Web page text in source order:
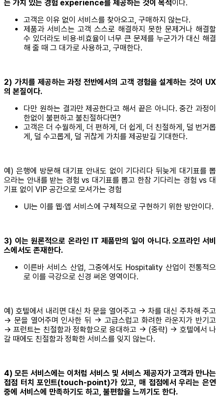
는 가치 있는 경험 experience를 제공하는 것이 목적이다.
고객은 이유 없이 서비스를 찾아오고, 구매하지 않는다.
제품과 서비스는 고객 스스로 해결하지 못한 문제거나 해결할
수 있더라도 비용∙비효율이 너무 큰 문제를 누군가가 대신 해결
해 줄 때 그 대가로 사용하고, 구매한다.
2) 가치를 제공하는 과정 전반에서의 고객 경험을 설계하는 것이 UX
의 본질이다.
다만 원하는 결과만 제공한다고 해서 끝은 아니다. 중간 과정이
한없이 불편하고 불친절하다면?
고객은 더 수월하게, 더 편하게, 더 쉽게, 더 친절하게, 덜 번거롭
게, 덜 수고롭게, 덜 귀찮게 가치를 제공받길 기대한다.
예) 은행에 방문해 대기표 안내도 없이 기다리다 뒤늦게 대기표를 뽑
으라는 안내를 받는 경험 vs 대기표를 뽑고 한참 기다리는 경험 vs 대
기표 없이 VIP 공간으로 모셔가는 경험
UI는 이를 웹∙앱 서비스에 구체적으로 구현하기 위한 방안이다.
3) 이는 원론적으로 온라인 IT 제품만의 일이 아니다. 오프라인 서비
스에서도 존재한다.
이른바 서비스 산업, 그중에서도 Hospitality 산업이 전통적으
로 이를 극강으로 신경 써온 영역이다.
예) 호텔에서 내리면 대신 차 문을 열어주고 → 차를 대신 주차해 주고
→ 문을 열어주며 인사한 뒤 → 고급스럽고 화려한 라운지가 반기고
→ 프런트는 친절함과 정확함으로 응대하고 → (중략) → 호텔에서 나
갈 때에도 친절함과 정확한 서비스를 잊지 않는다.
4) 모든 서비스에는 이처럼 서비스 및 서비스 제공자가 고객과 만나는
접점 터치 포인트(touch-point)가 있고, 매 접점에서 우리는 은연
중에 서비스에 만족하기도 하고, 불편함을 느끼기도 한다.